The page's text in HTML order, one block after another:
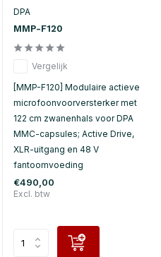
DPA
MMP-F120
Vergelijk
[MMP-F120] Modulaire actieve
microfoonvoorversterker met
122 cm zwanenhals voor DPA
MMC-capsules; Active Drive,
XLR-uitgang en 48 V
fantoomvoeding
€490,00
Excl. btw